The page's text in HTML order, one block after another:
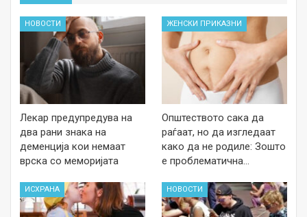
НОВОСТИ
Лекар предупредува на
два рани знака на
деменција кои немаат
врска со меморијата
ЖЕНСКИ ПРИКАЗНИ
Општеството сака да
раѓаат, но да изгледаат
како да не родиле: Зошто
е проблематична…
ИСХРАНА НОВОСТИ